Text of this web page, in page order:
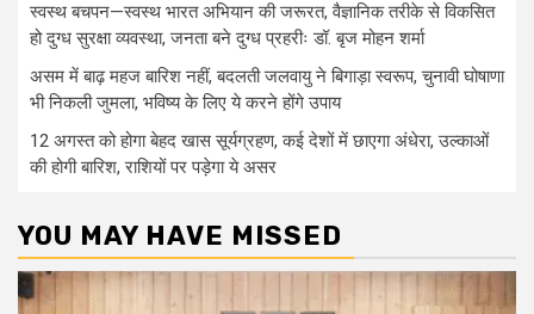
स्वस्थ बचपन—स्वस्थ भारत अभियान की जरूरत, वैज्ञानिक तरीके से विकसित
हो दुग्ध सुरक्षा व्यवस्था, जनता बने दुग्ध प्रहरीः डॉ. बृज मोहन शर्मा
असम में बाढ़ महज बारिश नहीं, बदलती जलवायु ने बिगाड़ा स्वरूप, चुनावी घोषाणा
भी निकली जुमला, भविष्य के लिए ये करने होंगे उपाय
12 अगस्त को होगा बेहद खास सूर्यग्रहण, कई देशों में छाएगा अंधेरा, उल्काओं
की होगी बारिश, राशियों पर पड़ेगा ये असर
YOU MAY HAVE MISSED